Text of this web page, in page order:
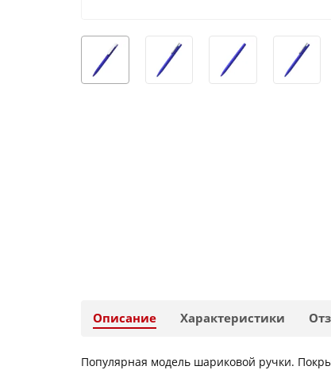
Описание Характеристики
Популярная модель шариковой ручки.